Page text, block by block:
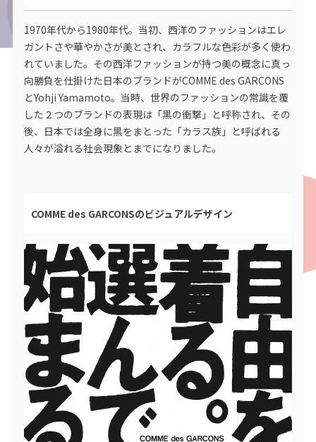
1970年代から1980年代。当初、西洋のファッションはエレ
ガントさや華やかさが美とされ、カラフルな色彩が多く使わ
れていました。その西洋ファッションが持つ美の概念に真っ
向勝負を仕掛けた日本のブランドがCOMME des GARCONS
とYohji Yamamoto。当時、世界のファッションの常識を覆
した２つのブランドの表現は「黒の衝撃」と呼称され、その
後、日本では全身に黒をまとった「カラス族」と呼ばれる
人々が溢れる社会現象とまでになりました。
COMME des GARCONSのビジュアルデザイン